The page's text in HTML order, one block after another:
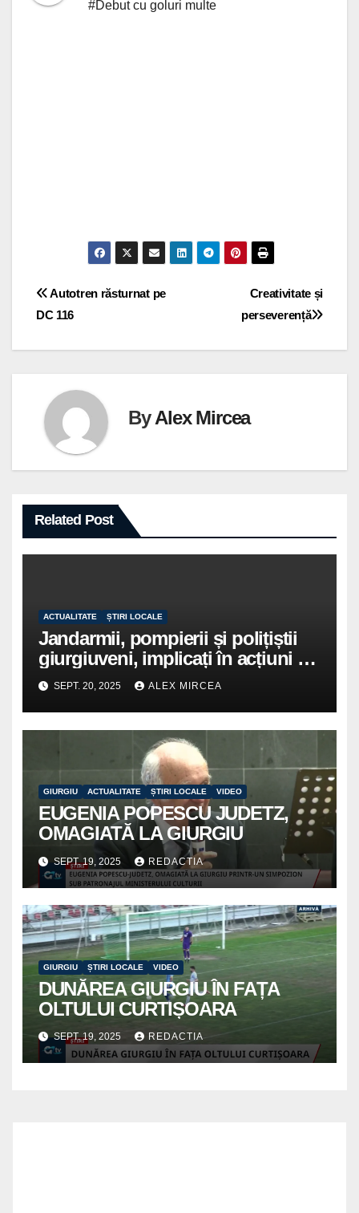
#Debut cu goluri multe
Navigare
Creativitate și
perseverență
Autotren răsturnat pe
DC 116
ByAlex Mircea
Related Post
ACTUALITATE ȘTIRI LOCALE
Jandarmii, pompierii și polițiștii
giurgiuveni, implicați în acțiuni de
voluntariat pentru un oraș mai
curat
SEPT. 20, 2025 ALEX MIRCEA
GIURGIU ACTUALITATE ȘTIRI LOCALE VIDEO
EUGENIA POPESCU JUDETZ,
OMAGIATĂ LA GIURGIU
SEPT. 19, 2025 REDACTIA
GIURGIU ȘTIRI LOCALE VIDEO
DUNĂREA GIURGIU ÎN FAȚA
OLTULUI CURTIȘOARA
SEPT. 19, 2025 REDACTIA